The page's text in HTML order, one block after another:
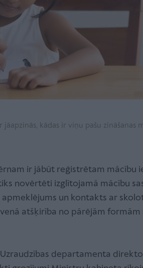
kādas ir viņu pašu zināšanas
ir jābūt reģistrētam mācību
novērtēti izglītojamā mācību
un kontakts ar
atšķirība no pārējām
departamenta